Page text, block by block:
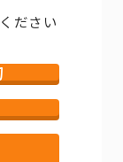
ださい